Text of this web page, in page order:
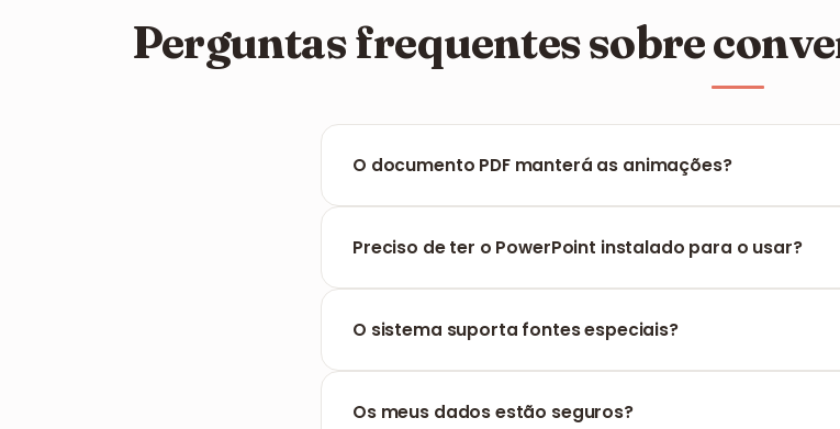
Perguntas frequentes sobre
O documento PDF manterá as animações?
imagem final de cada diapositivo será preservada
Preciso de ter o PowerPoint instalado para o usar?
resto.
O sistema suporta fontes especiais?
assegurar uma visualização uniforme.
Os meus dados estão seguros?